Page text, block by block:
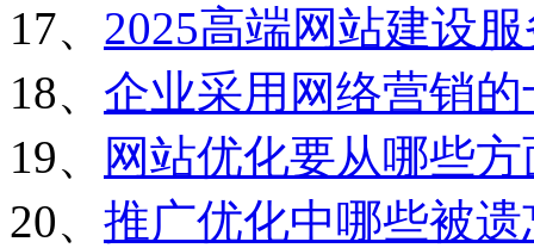
17、 2025高端网站建设
18、 企业采用网络营销
19、
网站优化要从哪些
20、 推广优化中哪些被